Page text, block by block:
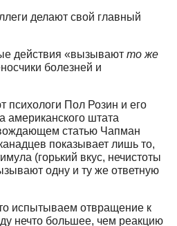
делают свой главный
действия «вызывают то же
болезней и
психологи Пол Розин и его
американского штата
статью Чапман
показывает лишь то,
(горький вкус, нечистоты
одну и ту же ответную
испытываем отвращение к
нечто большее, чем реакцию